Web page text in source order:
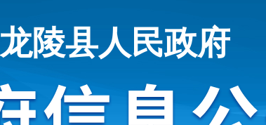
龙陵县人民政府